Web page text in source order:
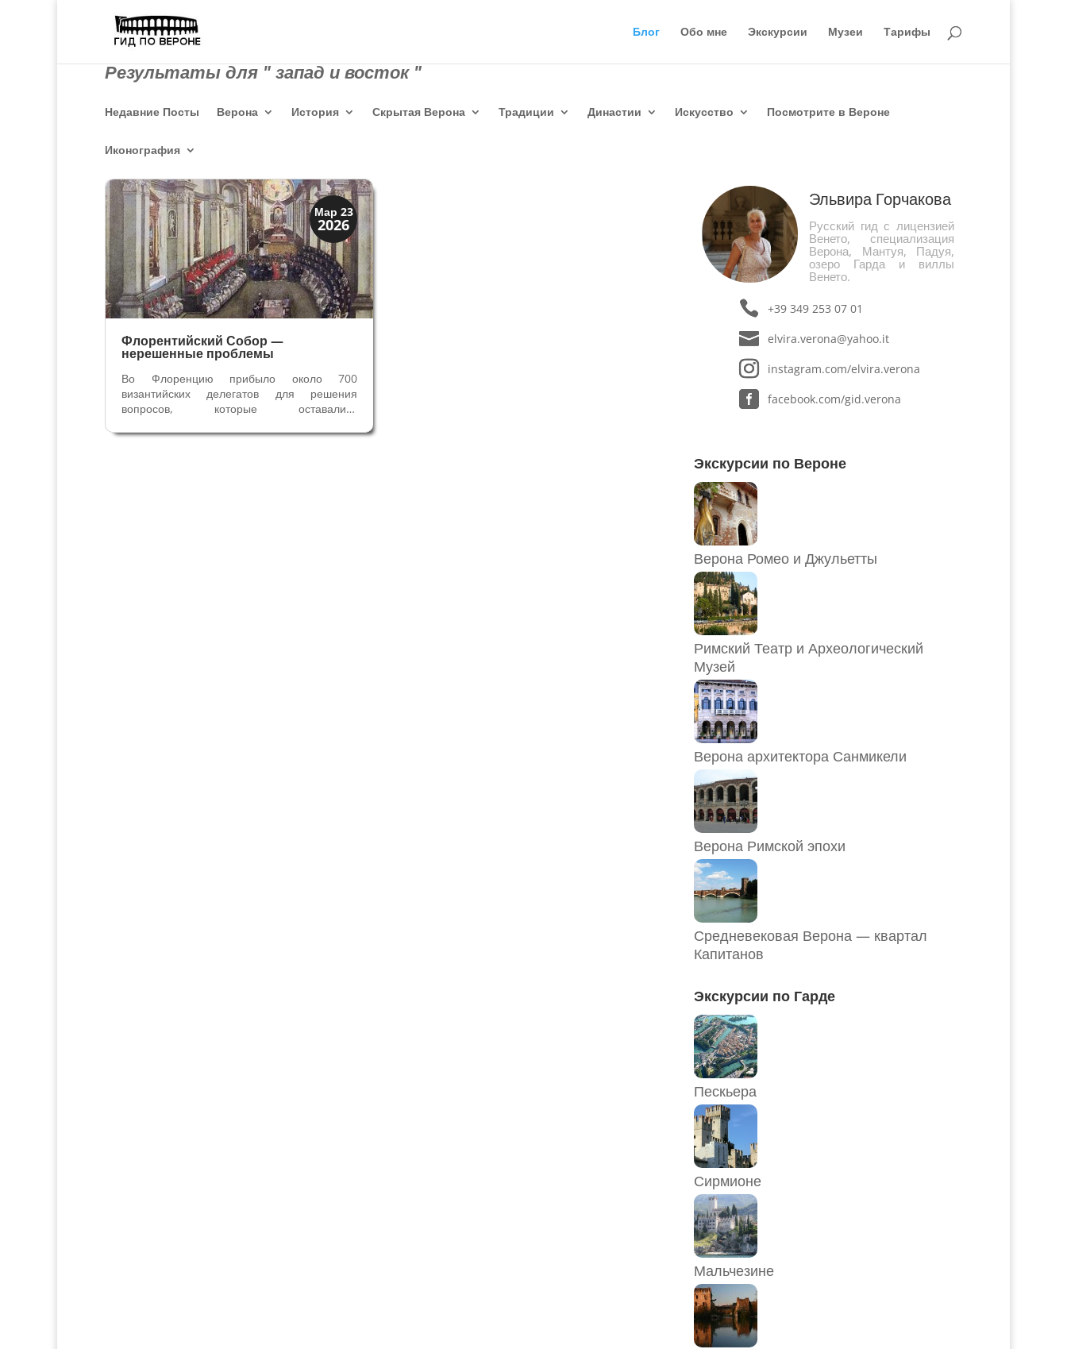
Блог Обо мне Экскурсии Музеи Тарифы
Результаты для " запад и восток "
Недавние Посты Верона История Скрытая Верона Традиции Династии Искусство Посмотрите в Вероне
Иконография
Мар 23
2026
Династии
Медичи Флоренция
Флорентийский Собор —
нерешенные проблемы
Во Флоренцию прибыло около 700
византийских делегатов для решения
вопросов, которые оставались
знали, что было поставлено под сомнение
Эльвира Горчакова
Русский гид с лицензией
Венето, специализация
Верона, Мантуя, Падуя,
озеро Гарда и виллы
Венето.
+39 349 253 07 01
elvira.verona@yahoo.it
instagram.com/elvira.verona
facebook.com/gid.verona
Экскурсии по Вероне
Верона Ромео и Джульетты
Римский Театр и Археологический
Музей
Верона архитектора Санмикели
Верона Римской эпохи
Средневековая Верона — квартал
Капитанов
Экскурсии по Гарде
Пескьера
Сирмионе
Мальчезине